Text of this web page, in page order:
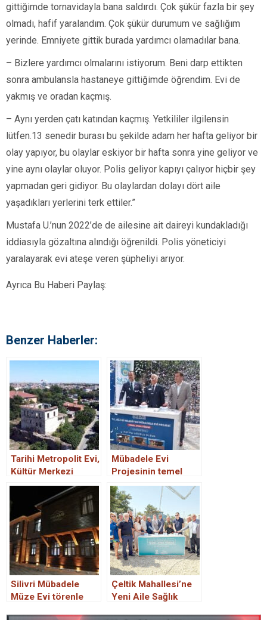
gittiğimde tornavidayla bana saldırdı. Çok şükür fazla bir şey
olmadı, hafif yaralandım. Çok şükür durumum ve sağlığım
yerinde. Emniyete gittik burada yardımcı olamadılar bana.
– Bizlere yardımcı olmalarını istiyorum. Beni darp ettikten
sonra ambulansla hastaneye gittiğimde öğrendim. Evi de
yakmış ve oradan kaçmış.
– Aynı yerden çatı katından kaçmış. Yetkililer ilgilensin
lütfen.13 senedir burası bu şekilde adam her hafta geliyor bir
olay yapıyor, bu olaylar eskiyor bir hafta sonra yine geliyor ve
yine aynı olaylar oluyor. Polis geliyor kapıyı çalıyor hiçbir şey
yapmadan geri gidiyor. Bu olaylardan dolayı dört aile
yaşadıkları yerlerini terk ettiler.”
Mustafa U.’nun 2022’de de ailesine ait daireyi kundakladığı
iddiasıyla gözaltına alındığı öğrenildi. Polis yöneticiyi
yaralayarak evi ateşe veren şüpheliyi arıyor.
Ayrıca Bu Haberi Paylaş:
Benzer Haberler:
Tarihi Metropolit Evi,
Kültür Merkezi
oluyor
Mübadele Evi
Projesinin temel
atma töreni
gerçekleştirildi.
Silivri Mübadele
Müze Evi törenle
Çeltik Mahallesi’ne
Yeni Aile Sağlık